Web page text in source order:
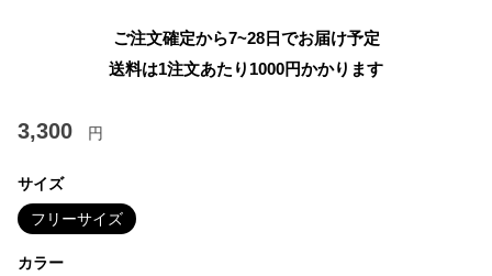
ご注文確定から7~28日でお届け予定
送料は1注文あたり 1000円かかります
3,300 円
サイズ
フリーサイズ
カラー